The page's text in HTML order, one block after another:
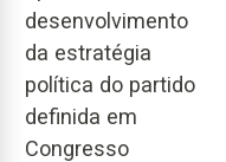
desenvolvimento
da estratégia
política do partido
definida em
Congresso